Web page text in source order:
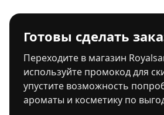
Готовы сделать
Переходите в магазин
используйте промокод для
упустите возможность
ароматы и косметику по